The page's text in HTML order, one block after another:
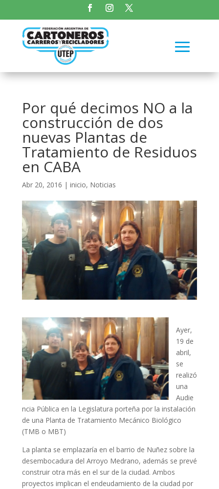
Por qué decimos NO a la
construcción de dos
nuevas Plantas de
Tratamiento de Residuos
en CABA
Abr 20, 2016 | inicio, Noticias
Ayer,
19 de
abril,
se
realizó
una
Audie
ncia Pública en la Legislatura porteña por la instalación
de una Planta de Tratamiento Mecánico Biológico
(TMB o MBT)
La planta se emplazaría en el barrio de Nuñez sobre la
desembocadura del Arroyo Medrano, además se prevé
construir otra más en el sur de la ciudad. Ambos
proyectos implican el endeudamiento de la ciudad por